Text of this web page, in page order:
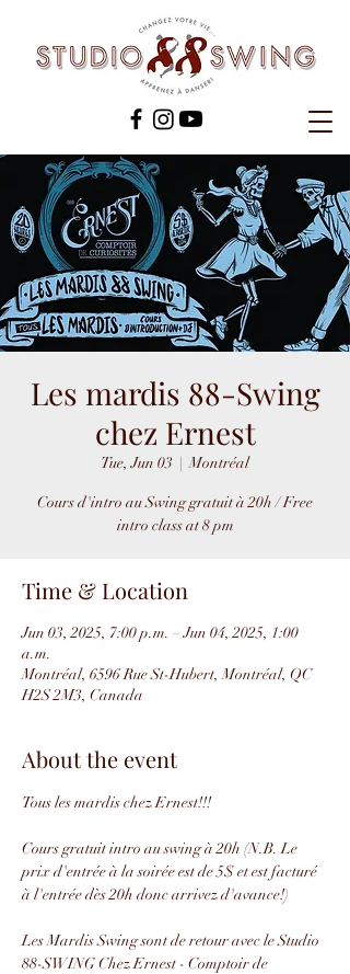
Les mardis 88-Swing
chez Ernest
Tue, Jun 03
  |
Montréal
Cours d'intro au Swing gratuit à 20h / Free
intro class at 8 pm
Time & Location
Jun 03, 2025, 7:00 p.m. – Jun 04, 2025, 1:00
a.m.
Montréal, 6596 Rue St-Hubert, Montréal, QC
H2S 2M3, Canada
About the event
Tous les mardis chez Ernest!!!
Cours gratuit intro au swing à 20h (N.B. Le
prix d'entrée à la soirée est de 5$ et est facturé
à l'entrée dès 20h donc arrivez d'avance!)
Les Mardis Swing sont de retour avec le Studio
88-SWING Chez Ernest - Comptoir de